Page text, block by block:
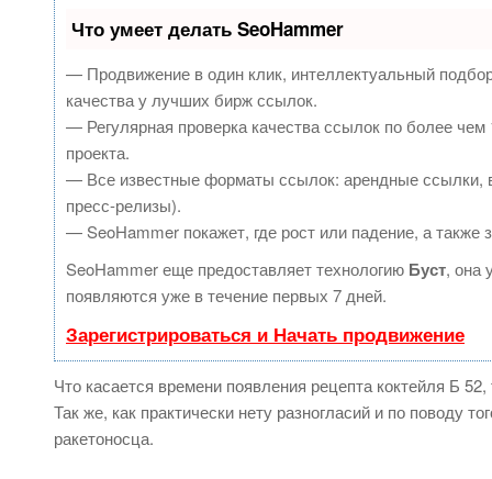
Что умеет делать SeoHammer
— Продвижение в один клик, интеллектуальный
качества у лучших бирж ссылок.
— Регулярная проверка качества ссылок по более
проекта.
— Все известные форматы ссылок: арендные ссылки,
пресс-релизы).
— SeoHammer покажет, где рост или падение, а также
SeoHammer еще предоставляет технологию Буст, она
появляются уже в течение первых 7 дней.
Зарегистрироваться и Начать продвижение
Что касается времени появления рецепта коктейля Б
Так же, как практически нету разногласий и по поводу
ракетоносца.